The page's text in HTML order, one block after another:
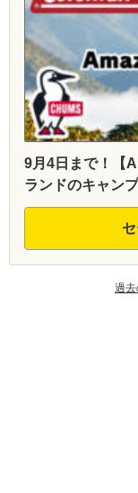
9月4日まで！【
ランドのキャン
過